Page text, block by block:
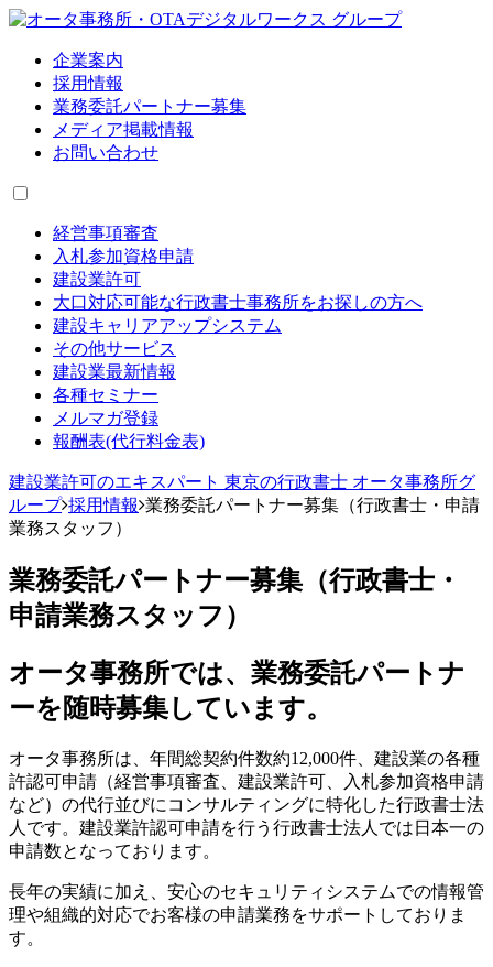
企業案内
採用情報
業務委託パートナー募集
メディア掲載情報
お問い合わせ
経営事項審査
入札参加資格申請
建設業許可
大口対応可能な行政書士事務所をお探しの方へ
建設キャリアアップシステム
その他サービス
建設業最新情報
各種セミナー
メルマガ登録
報酬表(代行料金表)
建設業許可のエキスパート 東京の行政書士 オータ事務所グ
ループ 採用情報 業務委託パートナー募集（行政書士・申請
業務スタッフ）
業務委託パートナー募集（行政書士・
申請業務スタッフ）
オータ事務所では、業務委託パートナ
ーを随時募集しています。
オータ事務所は、年間総契約件数約12,000件、建設業の各種
許認可申請（経営事項審査、建設業許可、入札参加資格申請
など）の代行並びにコンサルティングに特化した行政書士法
人です。建設業許認可申請を行う行政書士法人では日本一の
申請数となっております。
長年の実績に加え、安心のセキュリティシステムでの情報管
理や組織的対応でお客様の申請業務をサポートしておりま
す。